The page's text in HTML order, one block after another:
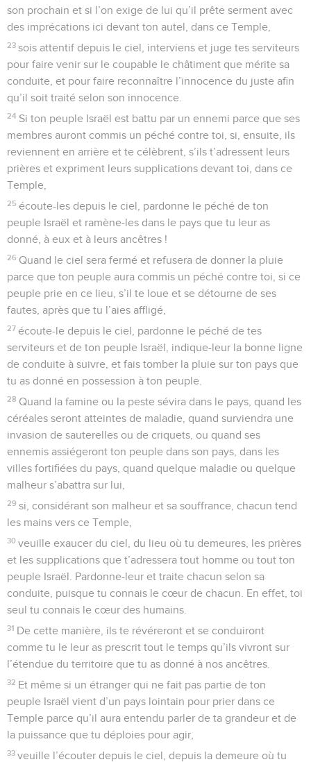
son prochain et si l’on exige de lui qu’il prête serment avec
des imprécations ici devant ton autel, dans ce Temple,
23 sois attentif depuis le ciel, interviens et juge tes serviteurs
pour faire venir sur le coupable le châtiment que mérite sa
conduite, et pour faire reconnaître l’innocence du juste afin
qu’il soit traité selon son innocence.
24 Si ton peuple Israël est battu par un ennemi parce que ses
membres auront commis un péché contre toi, si, ensuite, ils
reviennent en arrière et te célèbrent, s’ils t’adressent leurs
prières et expriment leurs supplications devant toi, dans ce
Temple,
25 écoute-les depuis le ciel, pardonne le péché de ton
peuple Israël et ramène-les dans le pays que tu leur as
donné, à eux et à leurs ancêtres !
26 Quand le ciel sera fermé et refusera de donner la pluie
parce que ton peuple aura commis un péché contre toi, si ce
peuple prie en ce lieu, s’il te loue et se détourne de ses
fautes, après que tu l’aies affligé,
27 écoute-le depuis le ciel, pardonne le péché de tes
serviteurs et de ton peuple Israël, indique-leur la bonne ligne
de conduite à suivre, et fais tomber la pluie sur ton pays que
tu as donné en possession à ton peuple.
28 Quand la famine ou la peste sévira dans le pays, quand les
céréales seront atteintes de maladie, quand surviendra une
invasion de sauterelles ou de criquets, ou quand ses
ennemis assiégeront ton peuple dans son pays, dans les
villes fortifiées du pays, quand quelque maladie ou quelque
malheur s’abattra sur lui,
29 si, considérant son malheur et sa souffrance, chacun tend
les mains vers ce Temple,
30 veuille exaucer du ciel, du lieu où tu demeures, les prières
et les supplications que t’adressera tout homme ou tout ton
peuple Israël. Pardonne-leur et traite chacun selon sa
conduite, puisque tu connais le cœur de chacun. En effet, toi
seul tu connais le cœur des humains.
31 De cette manière, ils te révéreront et se conduiront
comme tu le leur as prescrit tout le temps qu’ils vivront sur
l’étendue du territoire que tu as donné à nos ancêtres.
32 Et même si un étranger qui ne fait pas partie de ton
peuple Israël vient d’un pays lointain pour prier dans ce
Temple parce qu’il aura entendu parler de ta grandeur et de
la puissance que tu déploies pour agir,
33 veuille l’écouter depuis le ciel, depuis la demeure où tu